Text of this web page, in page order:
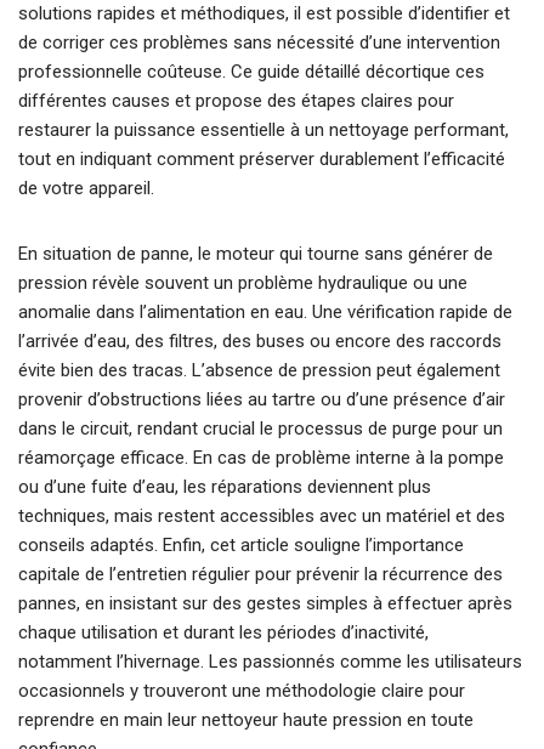
solutions rapides et méthodiques, il est possible d’identifier et
de corriger ces problèmes sans nécessité d’une intervention
professionnelle coûteuse. Ce guide détaillé décortique ces
différentes causes et propose des étapes claires pour
restaurer la puissance essentielle à un nettoyage performant,
tout en indiquant comment préserver durablement l’efficacité
de votre appareil.
En situation de panne, le moteur qui tourne sans générer de
pression révèle souvent un problème hydraulique ou une
anomalie dans l’alimentation en eau. Une vérification rapide de
l’arrivée d’eau, des filtres, des buses ou encore des raccords
évite bien des tracas. L’absence de pression peut également
provenir d’obstructions liées au tartre ou d’une présence d’air
dans le circuit, rendant crucial le processus de purge pour un
réamorçage efficace. En cas de problème interne à la pompe
ou d’une fuite d’eau, les réparations deviennent plus
techniques, mais restent accessibles avec un matériel et des
conseils adaptés. Enfin, cet article souligne l’importance
capitale de l’entretien régulier pour prévenir la récurrence des
pannes, en insistant sur des gestes simples à effectuer après
chaque utilisation et durant les périodes d’inactivité,
notamment l’hivernage. Les passionnés comme les utilisateurs
occasionnels y trouveront une méthodologie claire pour
reprendre en main leur nettoyeur haute pression en toute